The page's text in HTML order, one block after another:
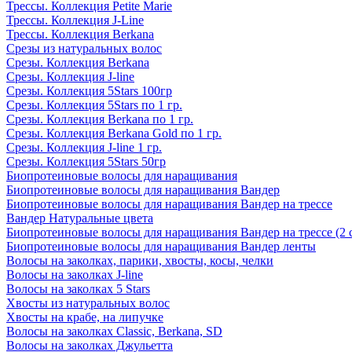
Трессы. Коллекция Petite Marie
Трессы. Коллекция J-Line
Трессы. Коллекция Berkana
Срезы из натуральных волос
Срезы. Коллекция Berkana
Срезы. Коллекция J-line
Срезы. Коллекция 5Stars 100гр
Срезы. Коллекция 5Stars по 1 гр.
Срезы. Коллекция Berkana по 1 гр.
Срезы. Коллекция Berkana Gold по 1 гр.
Срезы. Коллекция J-line 1 гр.
Срезы. Коллекция 5Stars 50гр
Биопротеиновые волосы для наращивания
Биопротеиновые волосы для наращивания Вандер
Биопротеиновые волосы для наращивания Вандер на трессе
Вандер Натуральные цвета
Биопротеиновые волосы для наращивания Вандер на трессе (2
Биопротеиновые волосы для наращивания Вандер ленты
Волосы на заколках, парики, хвосты, косы, челки
Волосы на заколках J-line
Волосы на заколках 5 Stars
Хвосты из натуральных волос
Хвосты на крабе, на липучке
Волосы на заколках Classic, Berkana, SD
Волосы на заколках Джульетта